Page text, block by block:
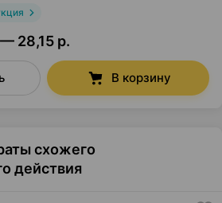
28,15 р.
В корзину
схожего
действия